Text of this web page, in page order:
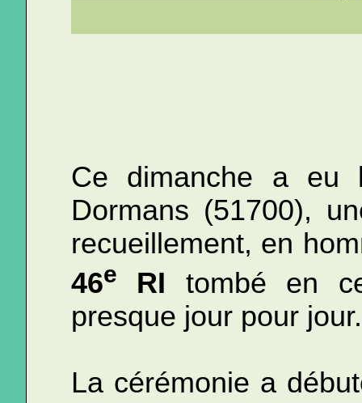
Ce dimanche a eu
Dormans (51700),
recueillement, en
46e RI tombé en
presque jour pour jour.
La cérémonie a